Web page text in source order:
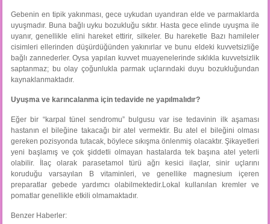
Gebenin en tipik yakınması, gece uykudan uyandıran elde ve parmaklarda
uyuşmadır. Buna bağlı uyku bozukluğu sıktır. Hasta gece elinde uyuşma ile
uyanır, genellikle elini hareket ettirir, silkeler. Bu hareketle Bazı hamileler
cisimleri ellerinden düşürdüğünden yakınırlar ve bunu eldeki kuvvetsizliğe
bağlı zannederler. Oysa yapılan kuvvet muayenelerinde sıklıkla kuvvetsizlik
saptanmaz; bu olay çoğunlukla parmak uçlarındaki duyu bozukluğundan
kaynaklanmaktadır.
Uyuşma ve karıncalanma için tedavide ne yapılmalıdır?
Eğer bir “karpal tünel sendromu” bulgusu var ise tedavinin ilk aşaması
hastanın el bileğine takacağı bir atel vermektir. Bu atel el bileğini olması
gereken pozisyonda tutacak, böylece sıkışma önlenmiş olacaktır. Şikayetleri
yeni başlamış ve çok şiddetli olmayan hastalarda tek başına atel yeterli
olabilir. İlaç olarak parasetamol türü ağrı kesici ilaçlar, sinir uçlarını
koruduğu varsayılan B vitaminleri, ve genellike magnesium içeren
preparatlar gebede yardımcı olabilmektedir.Lokal kullanılan kremler ve
pomatlar genellikle etkili olmamaktadır.
Benzer Haberler: